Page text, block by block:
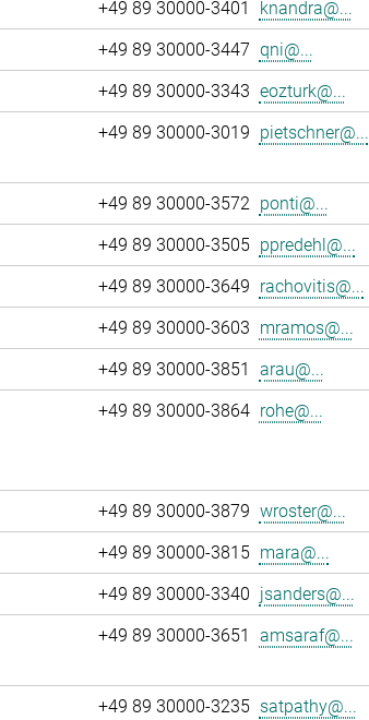
+49 89 30000-3401 knandra@...
+49 89 30000-3447 qni@...
+49 89 30000-3343 eozturk@...
+49 89 30000-3019 pietschner@...
+49 89 30000-3572 ponti@...
+49 89 30000-3505 ppredehl@...
+49 89 30000-3649 rachovitis@...
+49 89 30000-3603 mramos@...
+49 89 30000-3851 arau@...
+49 89 30000-3864 rohe@...
+49 89 30000-3879 wroster@...
+49 89 30000-3815 mara@...
+49 89 30000-3340 jsanders@...
+49 89 30000-3651 amsaraf@...
+49 89 30000-3235 satpathy@...